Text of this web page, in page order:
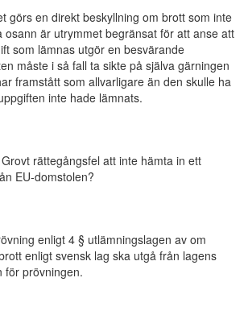
görs en direkt beskyllning om brott som inte
osann är utrymmet begränsat för att anse att
som lämnas utgör en besvärande
måste i så fall ta sikte på själva gärningen
framstått som allvarligare än den skulle ha
inte hade lämnats.
rättegångsfel att inte hämta in ett
EU-domstolen?
enligt 4 § utlämningslagen av om
enligt svensk lag ska utgå från lagens
för prövningen.